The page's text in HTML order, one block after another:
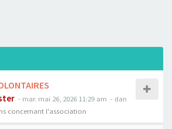
- mar. mai 26, 2026 11:29 am - dan
concernant l'association